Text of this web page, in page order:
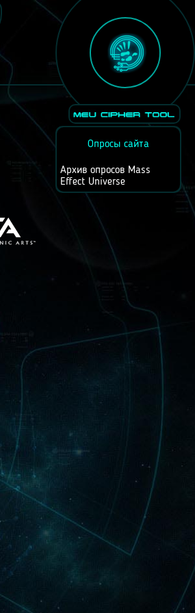
Опросы сайта
Архив опросов Mass
Effect Universe